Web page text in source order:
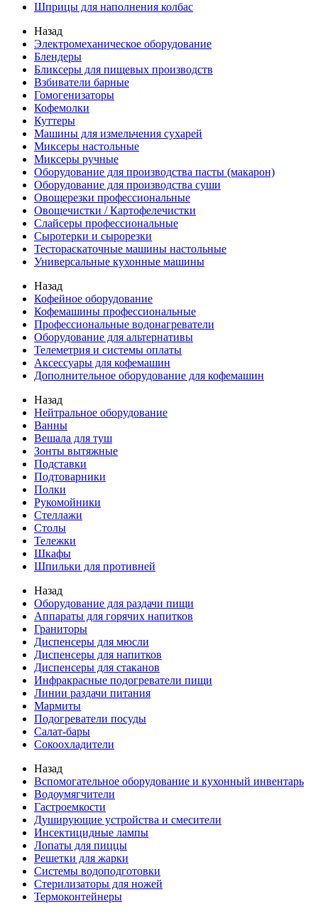
Шприцы для наполнения колбас
Назад
Электромеханическое оборудование
Блендеры
Бликсеры для пищевых производств
Взбиватели барные
Гомогенизаторы
Кофемолки
Куттеры
Машины для измельчения сухарей
Миксеры настольные
Миксеры ручные
Оборудование для производства пасты (макарон)
Оборудование для производства суши
Овощерезки профессиональные
Овощечистки / Картофелечистки
Слайсеры профессиональные
Сыротерки и сырорезки
Тестораскаточные машины настольные
Универсальные кухонные машины
Назад
Кофейное оборудование
Кофемашины профессиональные
Профессиональные водонагреватели
Оборудование для альтернативы
Телеметрия и системы оплаты
Аксессуары для кофемашин
Дополнительное оборудование для кофемашин
Назад
Нейтральное оборудование
Ванны
Вешала для туш
Зонты вытяжные
Подставки
Подтоварники
Полки
Рукомойники
Стеллажи
Столы
Тележки
Шкафы
Шпильки для противней
Назад
Оборудование для раздачи пищи
Аппараты для горячих напитков
Граниторы
Диспенсеры для мюсли
Диспенсеры для напитков
Диспенсеры для стаканов
Инфракрасные подогреватели пищи
Линии раздачи питания
Мармиты
Подогреватели посуды
Салат-бары
Сокоохладители
Назад
Вспомогательное оборудование и кухонный инвентарь
Водоумягчители
Гастроемкости
Душирующие устройства и смесители
Инсектицидные лампы
Лопаты для пиццы
Решетки для жарки
Системы водоподготовки
Стерилизаторы для ножей
Термоконтейнеры